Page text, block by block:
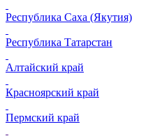
Республика Саха (Якутия)
Республика Татарстан
Алтайский край
Красноярский край
Пермский край